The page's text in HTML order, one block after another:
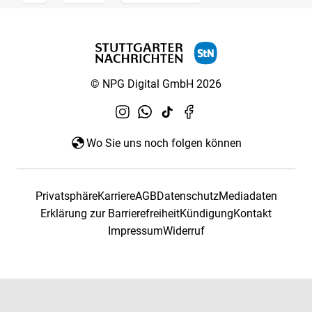
© NPG Digital GmbH 2026
Wo Sie uns noch folgen können
PrivatsphäreKarriereAGBDatenschutzMediadaten
Erklärung zur BarrierefreiheitKündigungKontakt
ImpressumWiderruf